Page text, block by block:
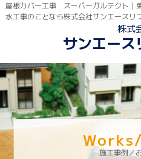
屋根カバー工事 スーパーガルテクト｜
水工事のことなら株式会社サンエースリ
株式
サンエース
初めての方へ
ご依頼の流れ
施工事例／